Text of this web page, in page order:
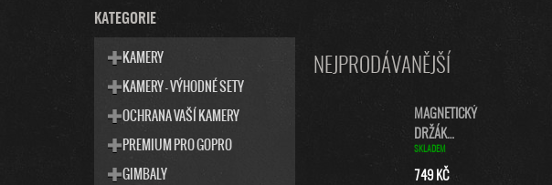
P
O
PŘESKOČIT
KATEGORIE
K
A
KATEGORIE
KAMERY
KAMERY - VÝHODNÉ SETY
OCHRANA VAŠÍ KAMERY
PREMIUM PRO GOPRO
GIMBALY
NEJPRODÁVANĚJŠÍ
MAGNETICKÝ
DRŽÁK
(MAGNETIC
LATCH MOUNT)
SKLADEM
749 KČ